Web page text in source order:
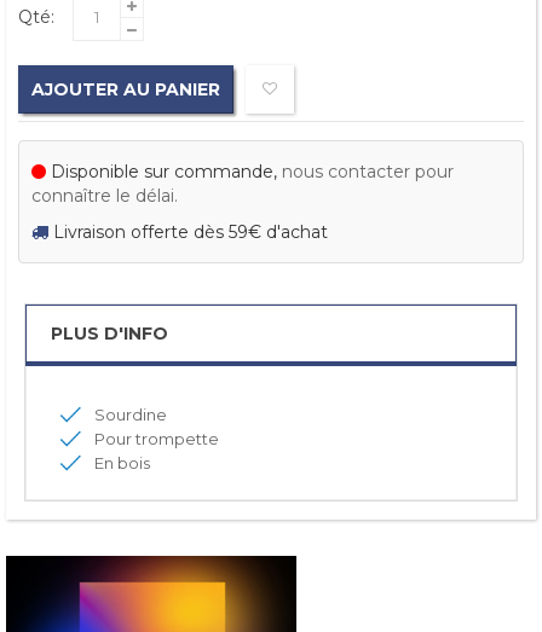
Qté:
AJOUTER AU PANIER
Disponible sur commande, nous contacter pour
connaître le délai.
Livraison offerte dès 59€ d'achat
PLUS D'INFO
Sourdine
Pour trompette
En bois